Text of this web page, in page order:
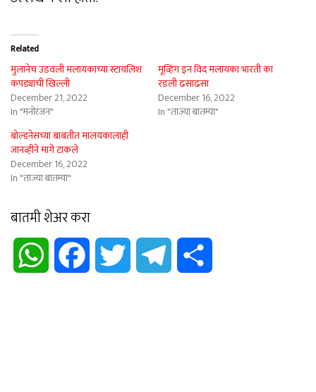
Related
मुलानेच उडवली मलायकाच्या स्टायलिश
कपड्यांची खिल्ली
December 21, 2022
In "मनोरंजन"
मूव्हिंग इन विद मलायका भारती का
रडली ढसाढसा
December 16, 2022
In "ताज्या बातम्या"
बोल्डनेसच्या बाबतीत मालयकालाही
जानव्हीने मागे टाकले
December 16, 2022
In "ताज्या बातम्या"
बातमी शेअर करा
WhatsApp Facebook Twitter Telegram